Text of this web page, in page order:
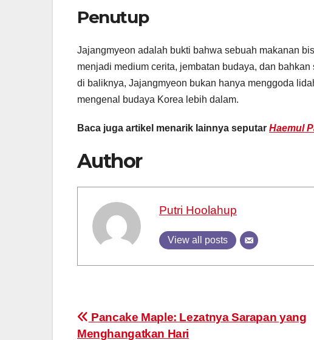
Penutup
Jajangmyeon adalah bukti bahwa sebuah makanan
menjadi medium cerita, jembatan budaya, dan
di baliknya, Jajangmyeon bukan hanya menggoda
mengenal budaya Korea lebih dalam.
Baca juga artikel menarik lainnya seputar Haemul
Author
Putri Hoolahup
View all posts
Post
Pancake Maple: Lezatnya Sarapan yang
Menghangatkan Hari